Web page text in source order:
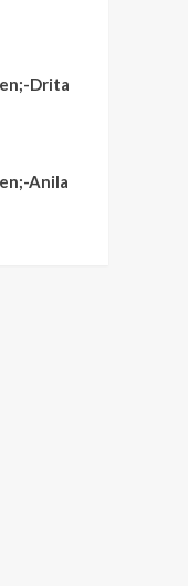
Drita
Anila